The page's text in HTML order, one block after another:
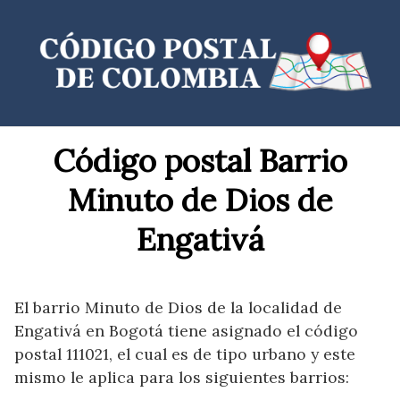
contenido
Código postal Barrio
Minuto de Dios de
Engativá
El barrio Minuto de Dios de la localidad de
Engativá en Bogotá tiene asignado el código
postal 111021, el cual es de tipo urbano y este
mismo le aplica para los siguientes barrios: